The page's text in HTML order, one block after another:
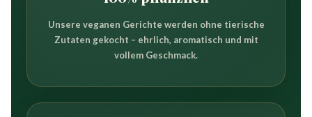
Unsere veganen Gerichte werden ohne tierische
Zutaten gekocht – ehrlich, aromatisch und mit
vollem Geschmack.